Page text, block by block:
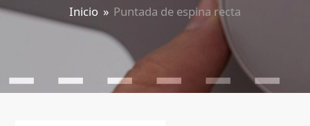
Inicio » Puntada de espina recta